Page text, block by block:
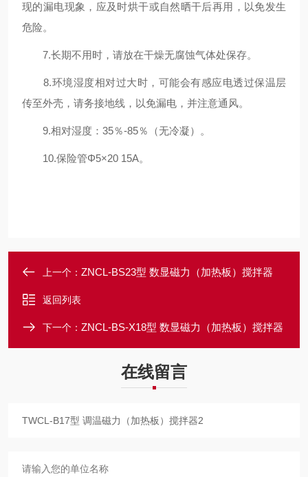
现的漏电现象，应及时烘干或自然晒干后再用，以免发生
危险。
7.长期不用时，请放在干燥无腐蚀气体处保存。
8.环境湿度相对过大时，可能会有感应电透过保温层
传至外壳，请务接地线，以免漏电，并注意通风。
9.相对湿度：35％-85％（无冷凝）。
10.保险管Φ5×20 15A。
上一个： ZNCL-BS23型 数显磁力（加热板）搅拌器
返回列表
下一个： ZNCL-BS-X18型 数显磁力（加热板）搅拌器
在线留言